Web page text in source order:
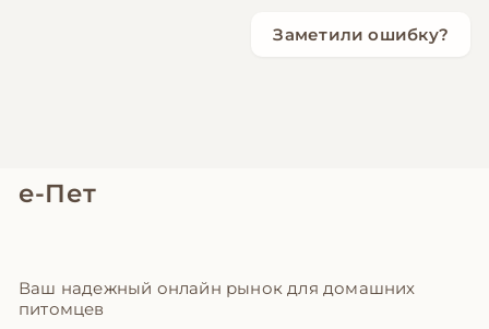
Заметили ошибку?
е-Пет
Ваш надежный онлайн рынок для домашних
питомцев